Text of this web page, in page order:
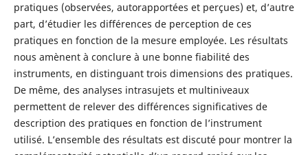
pratiques (observées, autorapportées et perçues) et, d’autre
part, d’étudier les différences de perception de ces
pratiques en fonction de la mesure employée. Les résultats
nous amènent à conclure à une bonne fiabilité des
instruments, en distinguant trois dimensions des pratiques.
De même, des analyses intrasujets et multiniveaux
permettent de relever des différences significatives de
description des pratiques en fonction de l’instrument
utilisé. L’ensemble des résultats est discuté pour montrer la